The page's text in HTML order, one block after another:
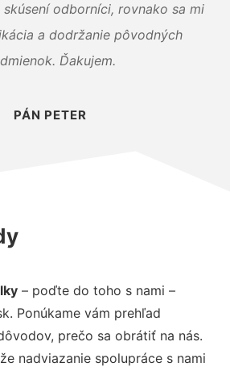
odborníci, rovnako sa mi
a dodržanie pôvodných
Ďakujem.
PÁN PETER
– poďte do toho s nami –
Ponúkame vám prehľad
prečo sa obrátiť na nás.
nadviazanie spolupráce s nami